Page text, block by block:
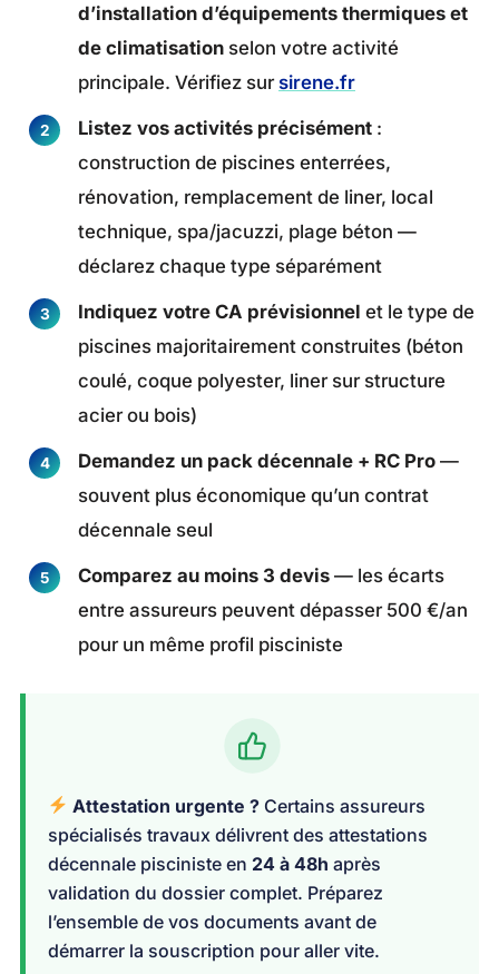
d’installation d’équipements thermiques et
de climatisation selon votre activité
principale. Vérifiez sursirene.fr
Listez vos activités précisément :
construction de piscines enterrées,
rénovation, remplacement de liner, local
technique, spa/jacuzzi, plage béton —
déclarez chaque type séparément
Indiquez votre CA prévisionnel et le type de
piscines majoritairement construites (béton
coulé, coque polyester, liner sur structure
acier ou bois)
Demandez un pack décennale + RC Pro —
souvent plus économique qu’un contrat
décennale seul
Comparez au moins 3 devis — les écarts
entre assureurs peuvent dépasser 500 €/an
pour un même profil pisciniste
Attestation urgente ? Certains assureurs
spécialisés travaux délivrent des attestations
décennale pisciniste en 24 à 48h après
validation du dossier complet. Préparez
l’ensemble de vos documents avant de
démarrer la souscription pour aller vite.